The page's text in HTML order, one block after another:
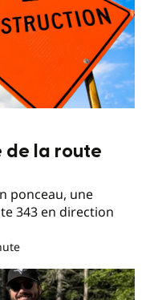
de la route
ponceau, une
343 en direction